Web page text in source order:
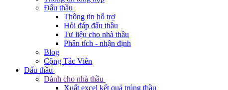
Đấu thầu
Thông tin hỗ trợ
Hỏi đáp đấu thầu
Tư liệu cho nhà thầu
Phân tích - nhận định
Blog
Cộng Tác Viên
Đấu thầu
Dành cho nhà thầu
Xuất excel kết quả trúng thầu